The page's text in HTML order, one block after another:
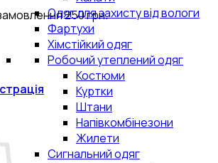
250 грн.
Одяг для захисту від вологи
Фартухи
Хімстійкий одяг
Робочий утеплений одяг
Костюми
Куртки
Штани
Напівкомбінезони
Жилети
Сигнальний одяг